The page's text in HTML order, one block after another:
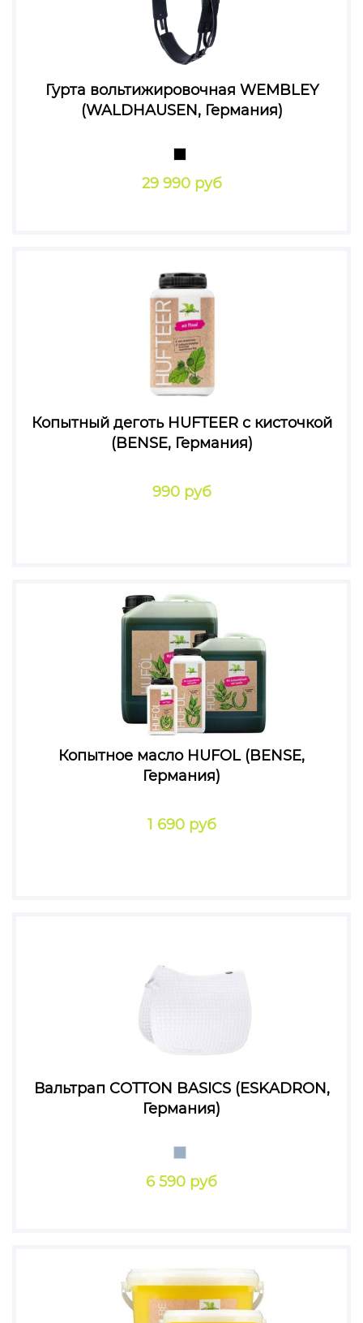
Гурта вольтижировочная WEMBLEY
(WALDHAUSEN, Германия)
29 990 руб
Копытный деготь HUFTEER с кисточкой
(BENSE, Германия)
990 руб
Копытное масло HUFOL (BENSE,
Германия)
1 690 руб
Вальтрап COTTON BASICS (ESKADRON,
Германия)
6 590 руб